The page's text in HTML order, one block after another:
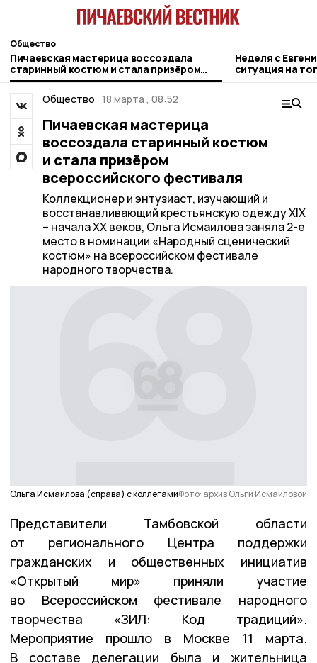
Общество
Пичаевская мастерица воссоздала
старинный костюм и стала призёром
всероссийского фестиваля
Неделя с
ситуация на
городе и
Общество 18 марта , 08:52
Пичаевская мастерица
воссоздала старинный костюм
и стала призёром
всероссийского фестиваля
Коллекционер и энтузиаст, изучающий и
восстанавливающий крестьянскую одежду XIX
– начала XX веков, Ольга Исмаилова заняла 2-е
место в номинации «Народный сценический
костюм» на всероссийском фестивале
народного творчества.
Ольга Исмаилова (справа) с коллегамиФото: архив Ольги Исмаиловой
Представители Тамбовской области
от регионального Центра поддержки
гражданских и общественных инициатив
«Открытый мир» приняли участие
во Всероссийском фестивале народного
творчества «ЗИЛ: Код традиций».
Мероприятие прошло в Москве 11 марта.
В составе делегации была и жительница